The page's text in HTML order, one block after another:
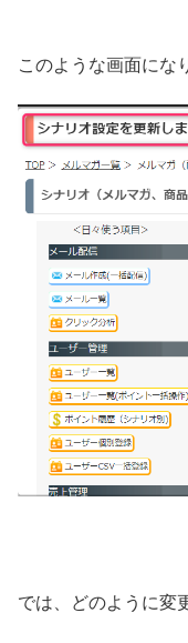
このような画面にな
では、どのように変